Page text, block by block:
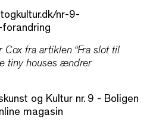
nr-9-
fra artiklen “Fra slot til
tiny houses ændrer
og Kultur nr. 9 - Boligen
magasin